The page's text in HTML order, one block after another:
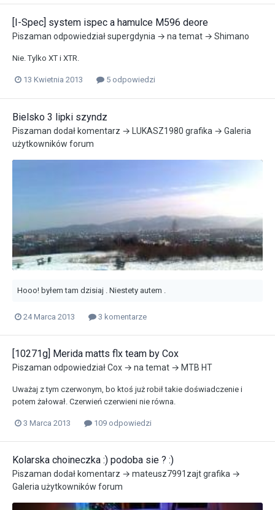
[I-Spec] system ispec a hamulce M596 deore
Piszaman odpowiedziałsupergdynia → na temat → Shimano
Nie. Tylko XT i XTR.
13 Kwietnia 2013 5 odpowiedzi
Bielsko 3 lipki szyndz
Piszaman dodał komentarz → LUKASZ1980 grafika → Galeria
użytkowników forum
Hooo! byłem tam dzisiaj . Niestety autem .
24 Marca 2013 3 komentarze
[10271g] Merida matts flx team by Cox
Piszaman odpowiedziałCox → na temat → MTB HT
Uważaj z tym czerwonym, bo ktoś już robił takie doświadczenie i
potem żałował. Czerwień czerwieni nie równa.
3 Marca 2013 109 odpowiedzi
Kolarska choineczka :) podoba sie ? :)
Piszaman dodał komentarz → mateusz7991zajtgrafika →
Galeria użytkowników forum